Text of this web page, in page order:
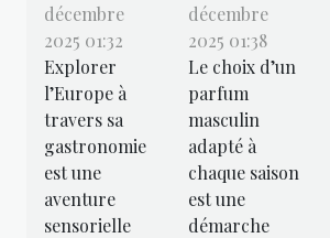
décembre
2025 01:32
Explorer
l’Europe à
travers sa
gastronomie
est une
aventure
sensorielle
décembre
2025 01:38
Le choix d’un
parfum
masculin
adapté à
chaque saison
est une
démarche